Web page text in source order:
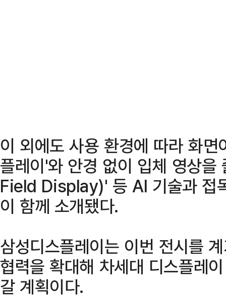
이 외에도 사용 환경에 따라 화
플레이'와 안경 없이 입체 영상
Field Display)' 등 AI 기술과 접
이 함께 소개됐다.
삼성디스플레이는 이번 전시를
협력을 확대해 차세대 디스플레
갈 계획이다.